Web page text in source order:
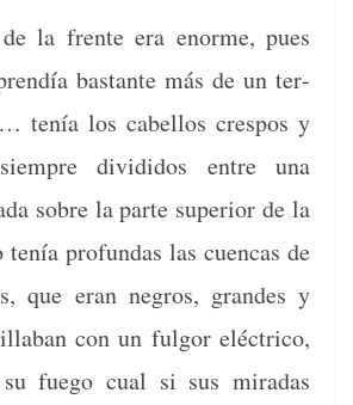
la frente era enorme, pues
bas­tante más de un ter­
tenía los cabel­los cre­s­pos y
divi­di­dos entre una
sobre la parte supe­ri­or de la
pro­fun­das las cuen­cas de
que eran negros, grandes y
con un ful­gor eléc­tri­co,
su fuego cual si sus miradas